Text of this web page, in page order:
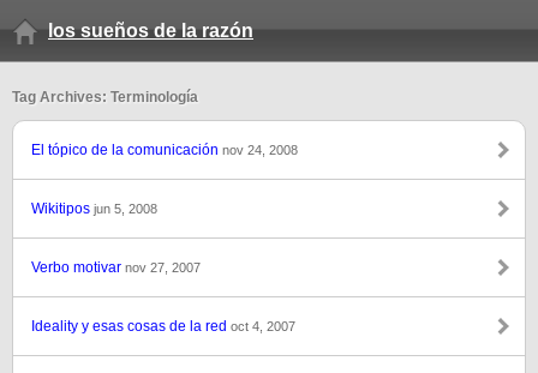
los sueños de la razón
Tag Archives: Terminología
El tópico de la comunicación nov 24, 2008
Wikitipos jun 5, 2008
Verbo motivar nov 27, 2007
Ideality y esas cosas de la red oct 4, 2007